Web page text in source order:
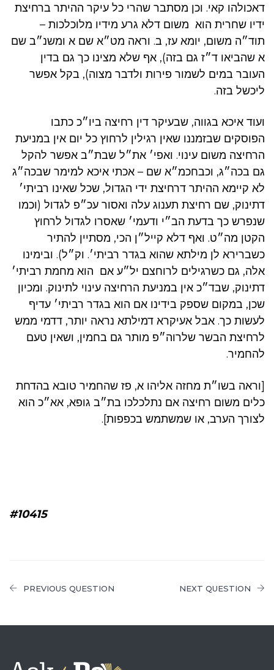
דאכולהו קאי. וכן מסתבר שהרי כל עיקר ההיתר ברחיצת
ידיו שחרית הוא משום דלא גרע מידיו מלוכלכות –
תוד״ה משום, יומא עז, ב. וראה מט״א שם א ומשנ״ב שם
א שהביאו ד״ז גם בזה), אף שלא מצינו כך גם בדין
העובר במים לשמור פירות ולדבר מצוה), בקל אפשר
ליכשל בזה.
ועוד איכא בגווה, שבעיקר דין רחיצה ביו״כ כתבו
הפוסקים שבזמננו שאין רגילין לרחוץ כל יום אין במניעת
הרחיצה משום עינוי. ואפי׳ את״ל שבת״ב אפשר להקל
גם בכה״ג, וכבחכמ״א שם – אכתי איכא למימר שבכה״ג
לא קיימא ההיתר דרחיצת ידי הגדול, שכל שאינו רביתי׳
דתינוק, שם רחיצת תענוג עלה ואסור עכ״פ לגדול (וכמו
שנפרש כך בדעת הב״י ודעמי׳ שאסרו לגדול לרחוץ
הקטן מה״ט. ואף דלא קייל״ן הכי, מסתיין להתיר
כשברירא לן מילתא שהוא בגדר רביתי׳. וק״ל). ובימינו
אלה, גם כשרגילים לרוחצם יל״ע אם הוא מחמת רביתי׳
דתינוק, שבד״כ אין במניעת הרחיצה עינוי לתינוק. ומכיון
שכן, במקום שספק בידינו אם הוא בגדר רביתי׳ עדיף
לעשות כך. אבל אעיקרא דמילתא נראה יותר, דדמי ממש
לרחיצת הבשר שלרוה״פ מותר גם בחמין, ושאין טעם
להחמיר.
[וראה בשו״ת מחזה אליהו א, פז שהחמיר טובא בהדחת
כלים משום רחיצה אם נתלכלכו בת״ב גופא, אא״כ הוא
לצורך הערב, או שמשתמש בכפפות].
#10415
PREVIOUS QUESTION NEXT QUESTION